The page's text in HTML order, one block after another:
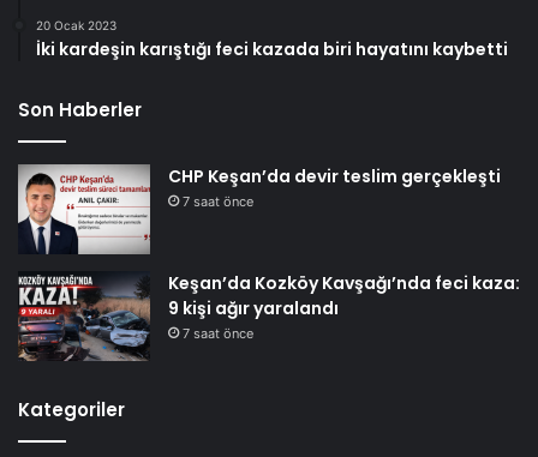
20 Ocak 2023
İki kardeşin karıştığı feci kazada biri hayatını kaybetti
Son Haberler
CHP Keşan’da devir teslim gerçekleşti
7 saat önce
Keşan’da Kozköy Kavşağı’nda feci kaza:
9 kişi ağır yaralandı
7 saat önce
Kategoriler